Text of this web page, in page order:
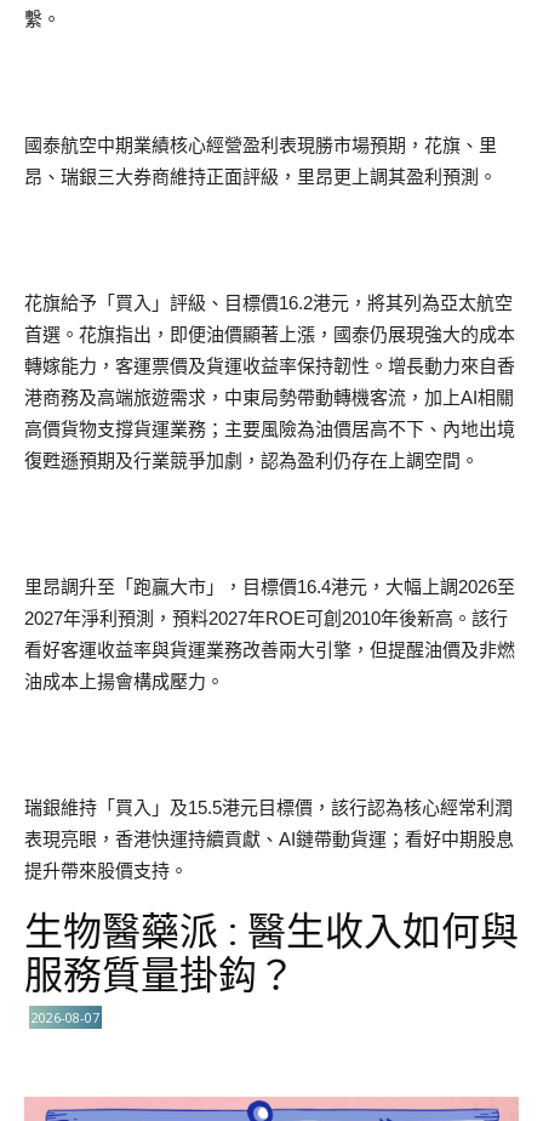
繫。
國泰航空中期業績核心經營盈利表現勝市場預期，花旗、里
昂、瑞銀三大券商維持正面評級，里昂更上調其盈利預測。
花旗給予「買入」評級、目標價16.2港元，將其列為亞太航空
首選。花旗指出，即便油價顯著上漲，國泰仍展現強大的成本
轉嫁能力，客運票價及貨運收益率保持韌性。增長動力來自香
港商務及高端旅遊需求，中東局勢帶動轉機客流，加上AI相關
高價貨物支撐貨運業務；主要風險為油價居高不下、內地出境
復甦遜預期及行業競爭加劇，認為盈利仍存在上調空間。
里昂調升至「跑贏大市」，目標價16.4港元，大幅上調2026至
2027年淨利預測，預料2027年ROE可創2010年後新高。該行
看好客運收益率與貨運業務改善兩大引擎，但提醒油價及非燃
油成本上揚會構成壓力。
瑞銀維持「買入」及15.5港元目標價，該行認為核心經常利潤
表現亮眼，香港快運持續貢獻、AI鏈帶動貨運；看好中期股息
提升帶來股價支持。
生物醫藥派 : 醫生收入如何與
服務質量掛鈎？
2026-08-07